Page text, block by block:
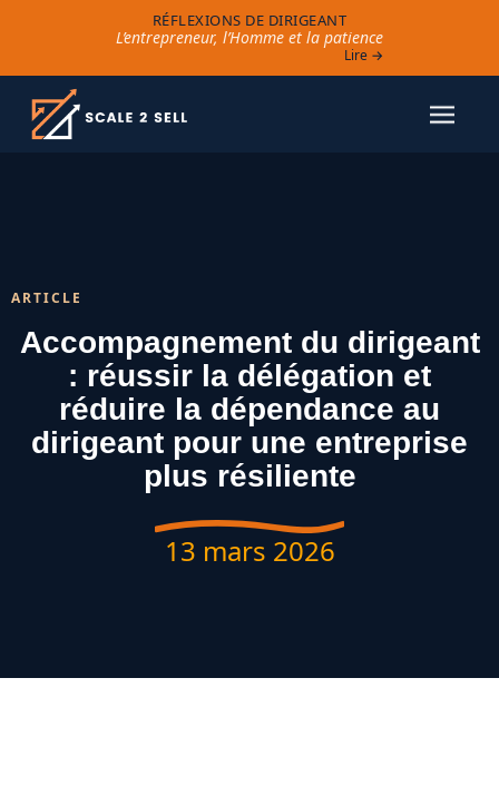
RÉFLEXIONS DE DIRIGEANT
L’entrepreneur, l’Homme et la patience
Lire →
ARTICLE
Accompagnement du dirigeant
: réussir la délégation et
réduire la dépendance au
dirigeant pour une entreprise
plus résiliente
13 mars 2026